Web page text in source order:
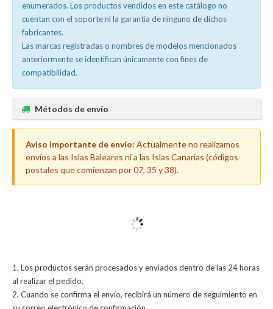
enumerados. Los productos vendidos en este catálogo no
cuentan con el soporte ni la garantía de ninguno de dichos
fabricantes.
Las marcas registradas o nombres de modelos mencionados
anteriormente se identifican únicamente con fines de
compatibilidad.
Métodos de envío
Aviso importante de envío: Actualmente no realizamos
envíos a las Islas Baleares ni a las Islas Canarias (códigos
postales que comienzan por 07, 35 y 38).
Los productos serán procesados y enviados dentro de las 24 horas
al realizar el pedido.
Cuando se confirma el envío, recibirá un número de seguimiento en